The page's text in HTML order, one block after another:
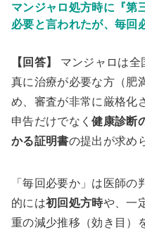
マンジャロ処方時に『第
必要と言われたが、毎回
【回答】
マンジャロは全
真に治療が必要な方（肥
め、審査が非常に厳格化
申告だけでなく健康診断
かる証明書の提出が求め
「毎回必要か」は医師
的には初回処方時や、一
重の減少推移（効き目）